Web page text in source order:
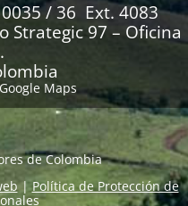
/ 36 Ext. 4083
Strategic 97 – Oficina
Maps
de Colombia
|Política de Protección de